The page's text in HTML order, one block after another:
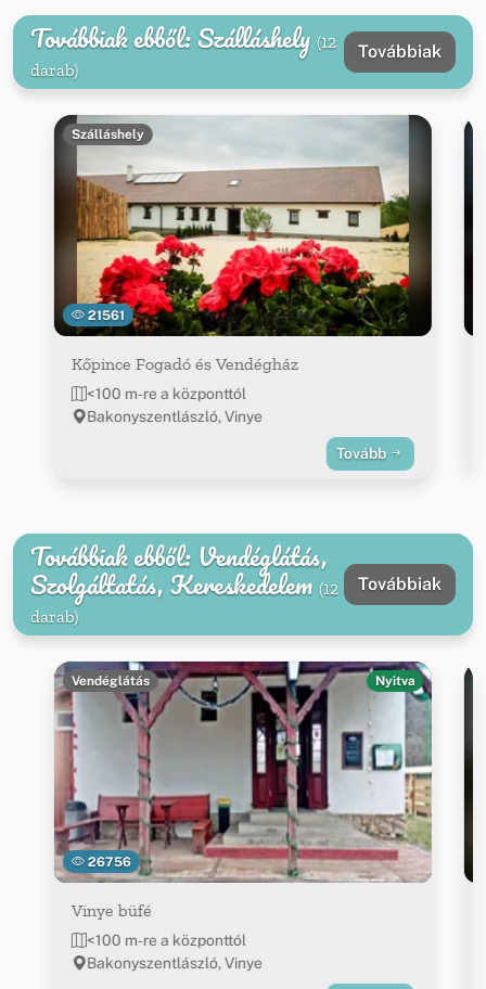
Továbbiak ebből: Szálláshely (12
darab)
Továbbiak
21561
Szálláshely
Kőpince Fogadó és Vendégház
<100 m-re a központtól
Bakonyszentlászló, Vinye
Tovább
Továbbiak ebből: Vendéglátás,
Szolgáltatás, Kereskedelem (12
darab)
Továbbiak
26756
Vendéglátás Nyitva
Vinye büfé
<100 m-re a központtól
Bakonyszentlászló, Vinye